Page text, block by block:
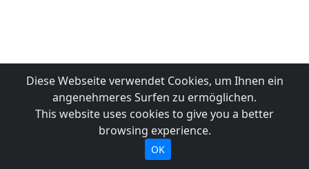
Diese Webseite verwendet Cookies, um Ihnen ein
angenehmeres Surfen zu ermöglichen.
This website uses cookies to give you a better
browsing experience.
OK